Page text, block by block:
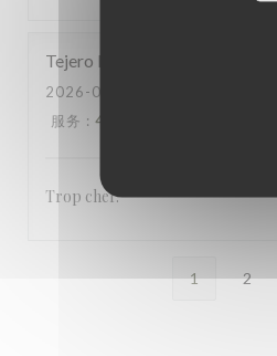
Tejero M
2026-08-01
服务 : 4
Trop cher.
1 2